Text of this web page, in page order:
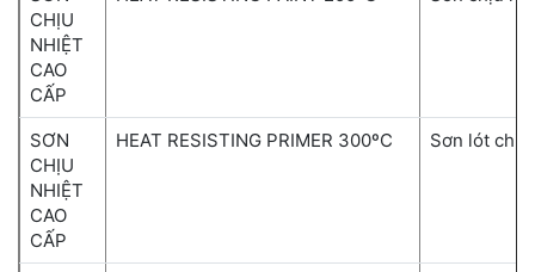
CHỊU
NHIỆT
CAO
CẤP
SƠN
CHỊU
NHIỆT
CAO
CẤP
HEAT RESISTING PRIMER 300ºC Sơn lót chịu